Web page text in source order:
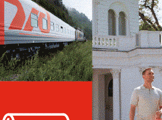
батарейка выглядит
пульт от
соединения, которым
на полигон, корпус со
в почву и воду. Аккумуляторы
нельзя бросать в общий
загораться.Самый простой